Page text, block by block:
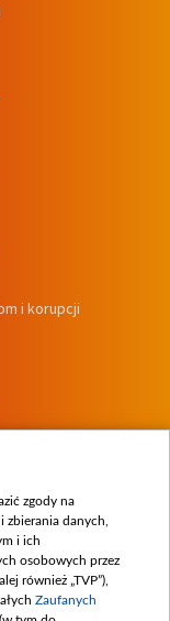
i korupcji
zgody na
zbierania danych,
i ich
osobowych przez
również „TVP”),
Zaufanych